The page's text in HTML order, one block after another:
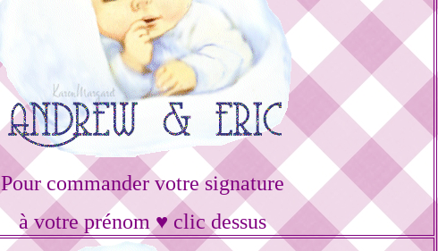
Pour commander votre signature
à votre prénom ♥ clic dessus